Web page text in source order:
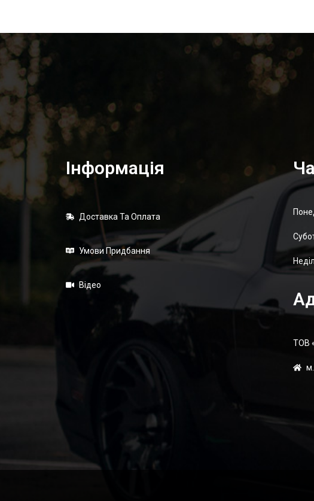
Інформація
Доставка Та Оплата
Умови Придбання
Відео
ТОВ